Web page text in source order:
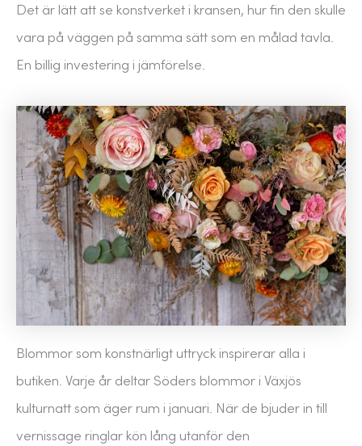
Det är lätt att se konstverket i kransen, hur fin den skulle
vara på väggen på samma sätt som en målad tavla.
En billig investering i jämförelse.
Blommor som konstnärligt uttryck inspirerar alla i
butiken. Varje år deltar Söders blommor i Växjös
kulturnatt som äger rum i januari. När de bjuder in till
vernissage ringlar kön lång utanför den